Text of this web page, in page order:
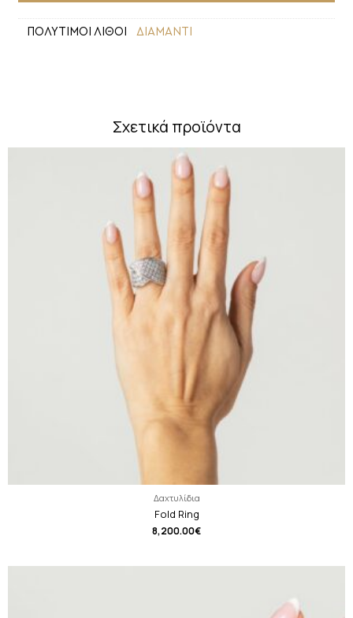
ΠΟΛΥΤΙΜΟΙ ΛΙΘΟΙ ΔΙΑΜΑΝΤΙ
Σχετικά προϊόντα
Δαχτυλίδια
Fold Ring
8,200.00€